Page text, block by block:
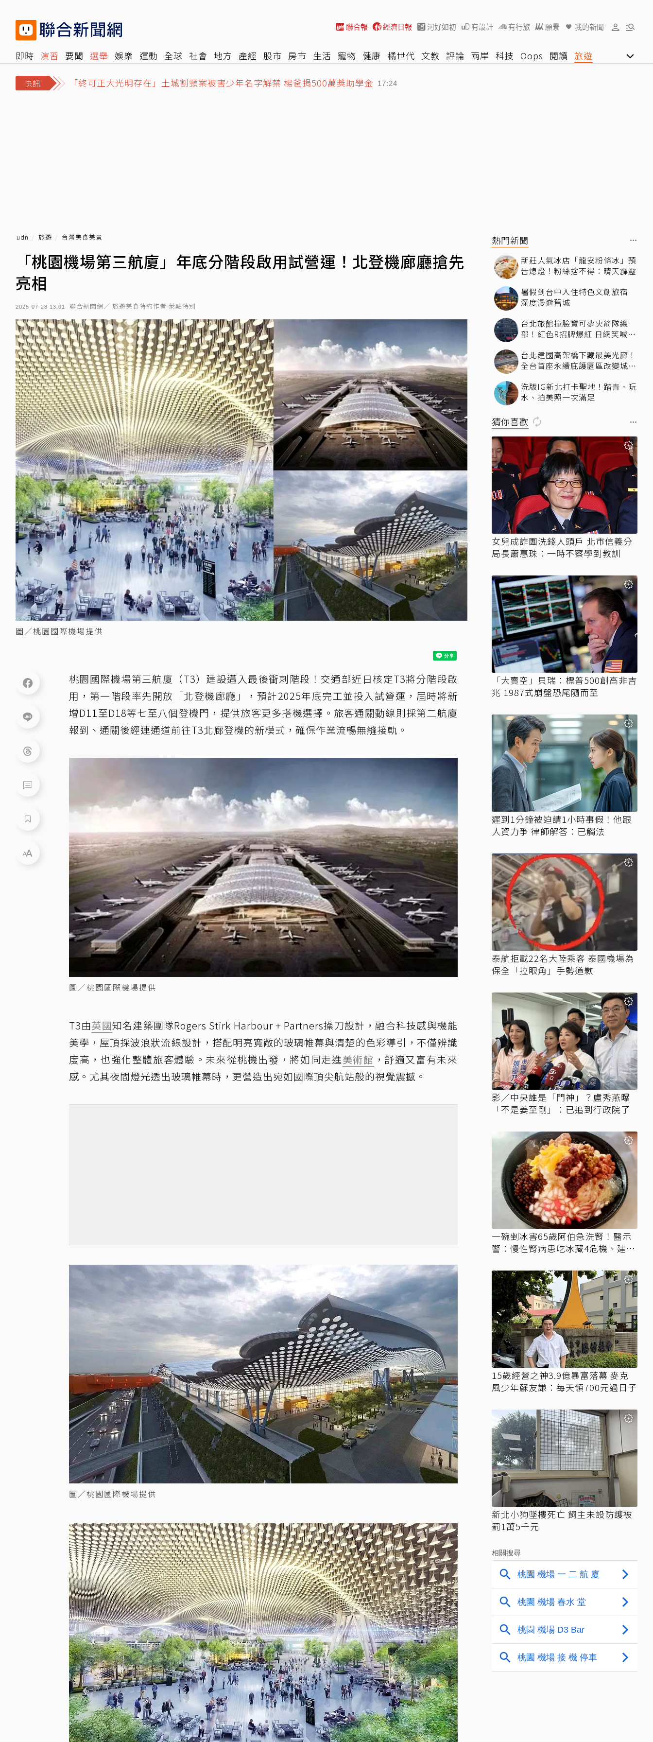
聯合報 經濟日報 河好如初 有設計 有行旅 願景 我的新聞
即時 演習 要聞 選舉 娛樂 運動 全球 社會 地方 產經 股市 房市 生活 寵物 健康 橘世代 文教 評論 兩岸 科技 Oops 閱讀 旅遊
快訊
「終可正大光明存在」土城割頸案被害少年名字解禁 楊爸捐500萬獎助學金
不轉彎？白海豚颱風周末龜速擦邊 氣象署不排除這地發陸警 17:08
udn 旅遊 台灣美食美景
「桃園機場第三航廈」年底分階段啟用試營運！北登機廊廳搶先
亮相
2025-07-28 13:01 聯合新聞網／ 旅遊美食特約作者 萊點特別
圖／桃園國際機場提供
桃園國際機場第三航廈（T3）建設邁入最後衝刺階段！交通部近日核定T3將分階段啟
用，第一階段率先開放「北登機廊廳」，預計2025年底完工並投入試營運，屆時將新
增D11至D18等七至八個登機門，提供旅客更多搭機選擇。旅客通關動線則採第二航廈
報到、通關後經連通道前往T3北廊登機的新模式，確保作業流暢無縫接軌。
圖／桃園國際機場提供
T3由英國知名建築團隊Rogers Stirk Harbour + Partners操刀設計，融合科技感與機能
美學，屋頂採波浪狀流線設計，搭配明亮寬敞的玻璃帷幕與清楚的色彩導引，不僅辨識
度高，也強化整體旅客體驗。未來從桃機出發，將如同走進美術館 ，舒適又富有未來
感。尤其夜間燈光透出玻璃帷幕時，更營造出宛如國際頂尖航站般的視覺震撼。
圖／桃園國際機場提供
熱門新聞
新莊人氣冰店「龍安粉條冰」預
告熄燈！粉絲捨不得：晴天霹靂
暑假到台中入住特色文創旅宿
深度漫遊舊城
台北旅館撞臉寶可夢火箭隊總
部！紅色R招牌爆紅 日網笑喊：
台北建國高架橋下藏最美光廊！
全台首座永續庇護園區改變城市
洗版IG新北打卡聖地！踏青、玩
水、拍美照一次滿足
猜你喜歡
女兒成詐團洗錢人頭戶 北市信義分
局長蕭惠珠：一時不察學到教訓
「大賣空」貝瑞：標普500創高非吉
兆 1987式崩盤恐尾隨而至
遲到1分鐘被迫請1小時事假！他跟
人資力爭 律師解答：已觸法
泰航拒載22名大陸乘客 泰國機場為
保全「拉眼角」手勢道歉
影／中央誰是「門神」？盧秀燕曝
「不是姜至剛」：已追到行政院了
一碗剉冰害65歲阿伯急洗腎！醫示
警：慢性腎病患吃冰藏4危機、建議
15歲經營之神3.9億暴富落幕 麥克
風少年蘇友謙：每天領700元過日子
新北小狗墜樓死亡 飼主未設防護被
罰1萬5千元